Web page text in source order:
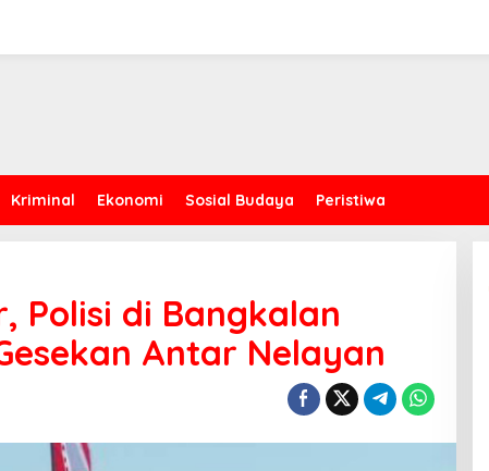
Kriminal Ekonomi Sosial Budaya Peristiwa
Polisi di Bangkalan
Antar Nelayan